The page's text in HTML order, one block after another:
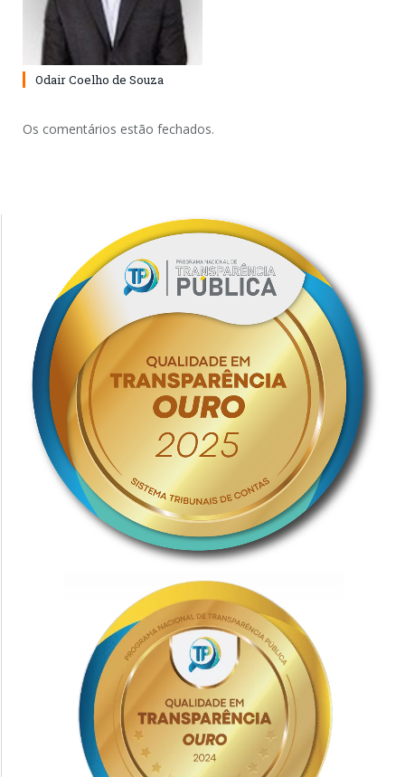
Odair Coelho de Souza
Os comentários estão fechados.